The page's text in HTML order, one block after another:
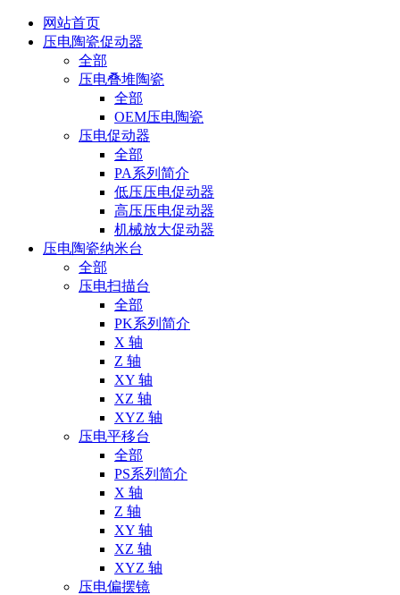
网站首页
压电陶瓷促动器
全部
压电叠堆陶瓷
全部
OEM压电陶瓷
压电促动器
全部
PA系列简介
低压压电促动器
高压压电促动器
机械放大促动器
压电陶瓷纳米台
全部
压电扫描台
全部
PK系列简介
X 轴
Z 轴
XY 轴
XZ 轴
XYZ 轴
压电平移台
全部
PS系列简介
X 轴
Z 轴
XY 轴
XZ 轴
XYZ 轴
压电偏摆镜